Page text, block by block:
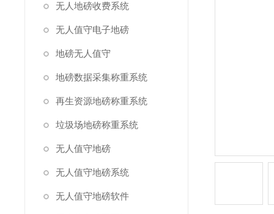
无人地磅收费系统
无人值守电子地磅
地磅无人值守
地磅数据采集称重系统
再生资源地磅称重系统
垃圾场地磅称重系统
无人值守地磅
无人值守地磅系统
无人值守地磅软件